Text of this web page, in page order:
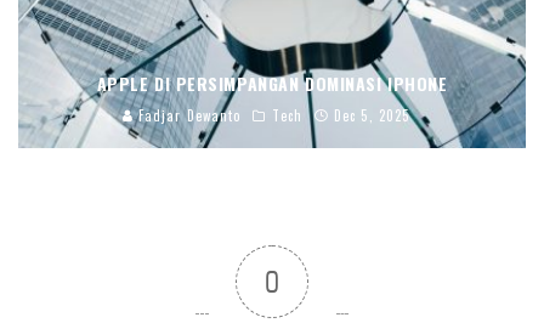
APPLE DI PERSIMPANGAN DOMINASI IPHONE
Fadjar Dewanto Tech Dec 5, 2025
0